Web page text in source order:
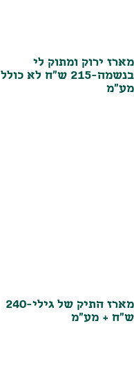
מארז ירוק ומתוק לי
בנשמה-215 ש"ח לא כולל
מע"מ
מארז התיק של גילי-240
ש"ח + מע"מ